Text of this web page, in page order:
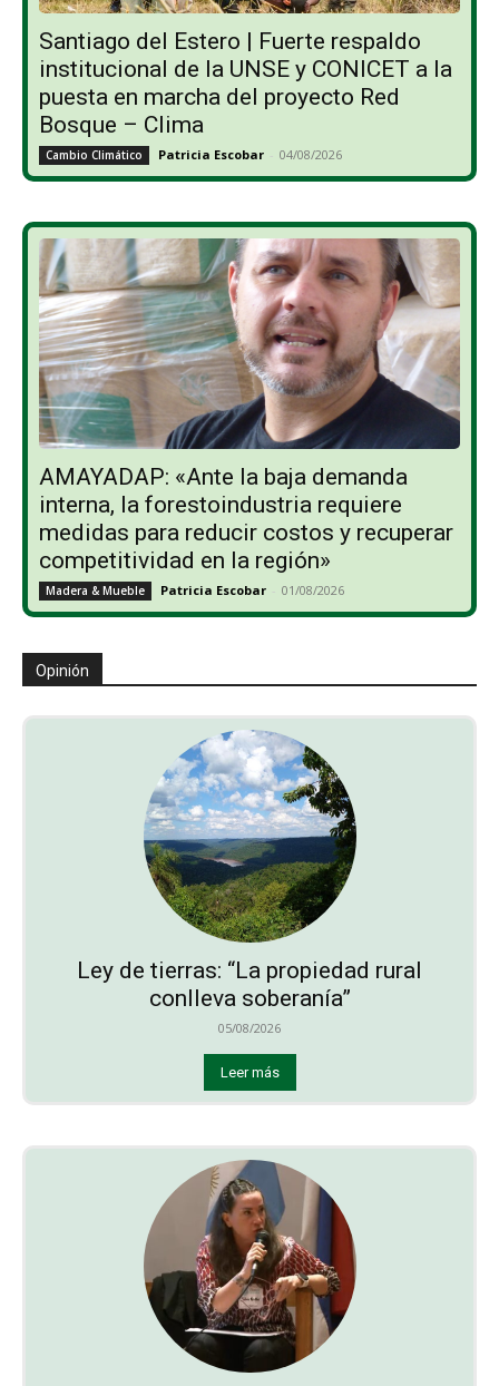
Santiago del Estero | Fuerte respaldo
institucional de la UNSE y CONICET a la
puesta en marcha del proyecto Red
Bosque – Clima
Cambio Climático Patricia Escobar - 04/08/2026
AMAYADAP: «Ante la baja demanda
interna, la forestoindustria requiere
medidas para reducir costos y recuperar
competitividad en la región»
Madera & Mueble Patricia Escobar - 01/08/2026
Opinión
Ley de tierras: “La propiedad rural
conlleva soberanía”
05/08/2026
Leer más